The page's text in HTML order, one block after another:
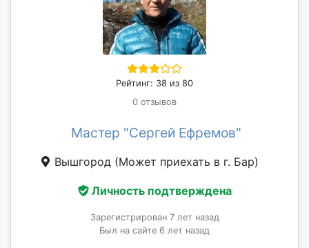
Рейтинг: 38 из 80
0 отзывов
Мастер "Сергей Ефремов"
Вышгород (Может приехать в г. Бар)
Личность подтверждена
Зарегистрирован 7 лет назад
Был на сайте 6 лет назад